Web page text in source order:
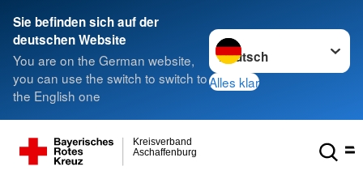
Sie befinden sich auf der
deutschen Website
You are on the German website,
you can use the switch to switch to
the English one
Sprache wechseln zu
Alles klar
Aschaffenburg
Kreisverband